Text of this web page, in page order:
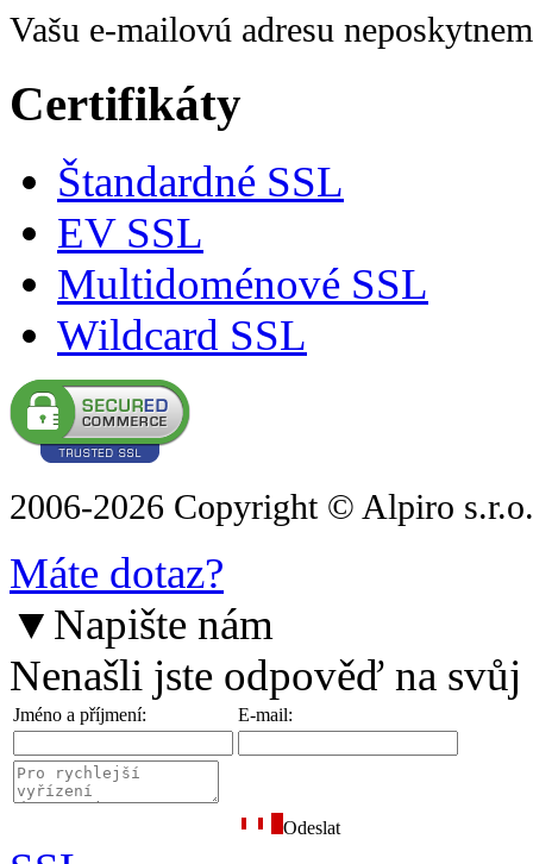
Vašu e-mailovú adresu
Certifikáty
Štandardné SSL
EV SSL
Multidoménové SSL
Wildcard SSL
2006-2026 Copyright © Alpiro
Máte dotaz?
▼ Napište nám
Nenašli jste odpověď na
Jméno a příjmení: E-mail:
Odeslat